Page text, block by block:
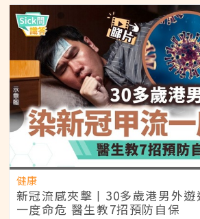
健康
新冠流感夾擊丨30多歲港男外遊
一度命危 醫生教7招預防自保